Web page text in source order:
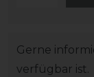
Gerne
verfügbar ist.